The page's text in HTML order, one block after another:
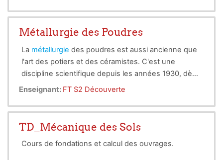
Métallurgie des Poudres
La métallurgie des poudres est aussi ancienne que
l'art des potiers et des céramistes. C'est une
discipline scientifique depuis les années 1930, dès
qu'on a commencé à comprendre les phénomènes
indispensable que les techniques relevant de la
métallurgie des poudres présentent un grand
intérêt pour l’industrie : préparation de céramiques
et de métaux réfractaires, de pièces mécaniques
Enseignant: FT S2 Découverte
TD_Mécanique des Sols
Cours de fondations et calcul des ouvrages.